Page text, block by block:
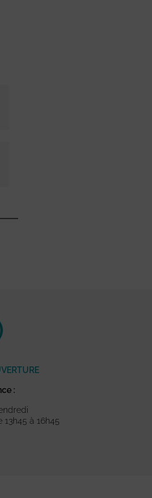
:
13h45 à 16h45